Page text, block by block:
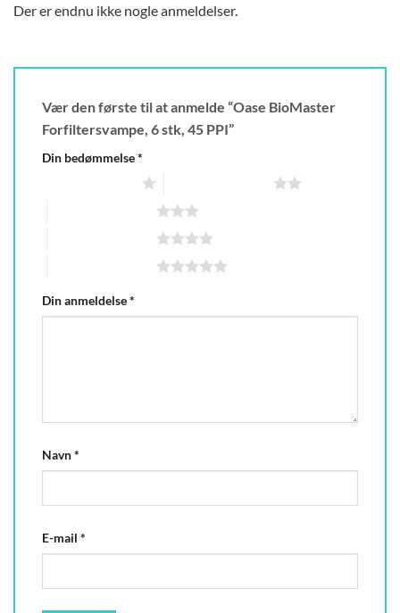
Der er endnu ikke nogle anmeldelser.
Vær den første til at anmelde “Oase BioMaster
Forfiltersvampe, 6 stk, 45 PPI”
Din bedømmelse*
Din anmeldelse*
Navn*
E-mail *